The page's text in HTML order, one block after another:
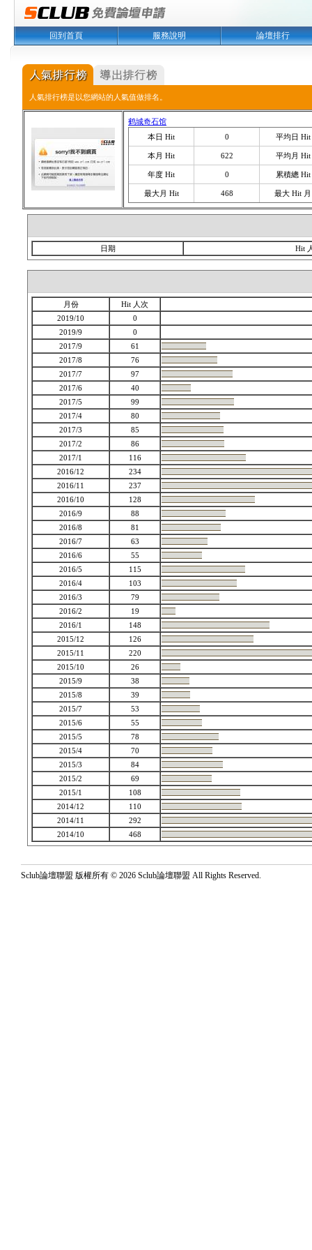
回到首頁 服務說明 論壇排行
人氣排行榜是以您網站的人氣值做排名。
鹤城奇石馆
本日 Hit
0 平均日 Hit
本月 Hit 622 平均月 Hit
年度 Hit 0 累積總 Hit
最大月 Hit 468 最大 Hit 月
日期 Hit
月份
Hit 人次
2019/10
0
2019/9
0
2017/9
61
2017/8
76
2017/7
97
2017/6
40
2017/5
99
2017/4
80
2017/3
85
2017/2
86
2017/1
116
2016/12
234
2016/11
237
2016/10
128
2016/9
88
2016/8
81
2016/7
63
2016/6
55
2016/5
115
2016/4
103
2016/3
79
2016/2
19
2016/1
148
2015/12
126
2015/11
220
2015/10
26
2015/9
38
2015/8
39
2015/7
53
2015/6
55
2015/5
78
2015/4
70
2015/3
84
2015/2
69
2015/1
108
2014/12
110
2014/11
292
2014/10
468
Sclub論壇聯盟 版權所有 © 2026 Sclub論壇聯盟 All Rights Reserved.